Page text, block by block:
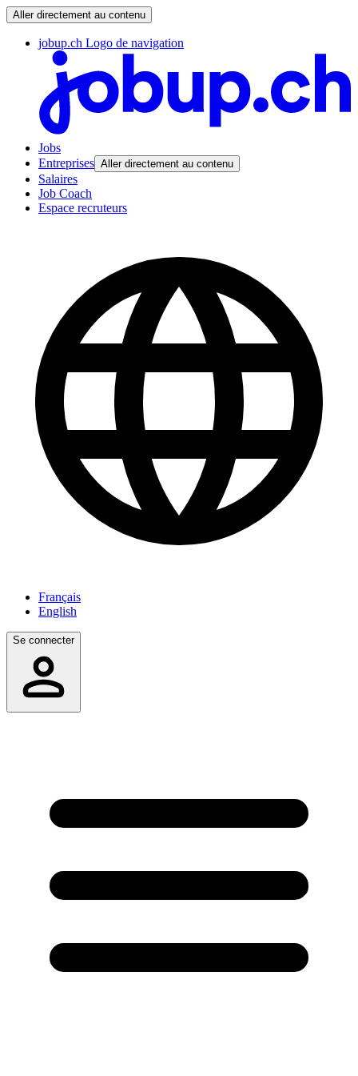
Aller directement au contenu
jobup.ch Logo de navigation
Jobs
Entreprises Aller directement au contenu
Salaires
Job Coach
Espace recruteurs
Français
English
Se connecter